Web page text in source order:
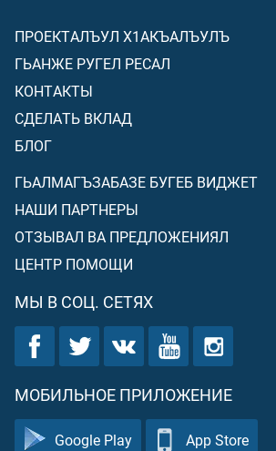
ПРОЕКТАЛЪУЛ Х1АКЪАЛЪУЛЪ
ГЬАНЖЕ РУГЕЛ РЕСАЛ
КОНТАКТЫ
СДЕЛАТЬ ВКЛАД
БЛОГ
ГЬАЛМАГЪЗАБАЗЕ БУГЕБ ВИДЖЕТ
НАШИ ПАРТНЕРЫ
ОТЗЫВАЛ ВА ПРЕДЛОЖЕНИЯЛ
ЦЕНТР ПОМОЩИ
МЫ В СОЦ. СЕТЯХ
МОБИЛЬНОЕ ПРИЛОЖЕНИЕ
Google Play App Store